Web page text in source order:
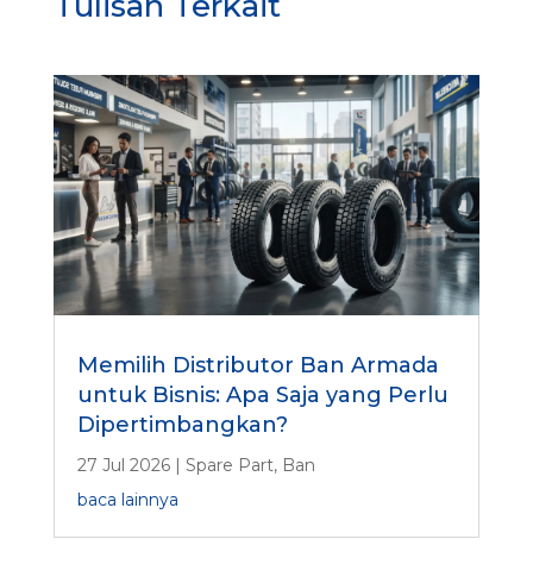
Memilih Distributor Ban Armada
untuk Bisnis: Apa Saja yang Perlu
Dipertimbangkan?
27 Jul 2026| Spare Part, Ban
baca lainnya